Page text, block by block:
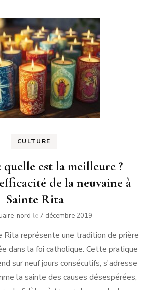
CULTURE
quelle est la meilleure ?
de la neuvaine à
Sainte Rita
nord le 7 décembre 2019
Rita représente une tradition de prière
dans la foi catholique. Cette pratique
sur neuf jours consécutifs, s'adresse
la sainte des causes désespérées,